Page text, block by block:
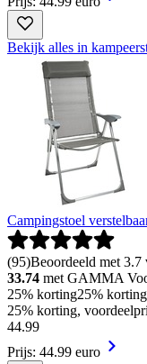
Bekijk alles in
Campingstoel
(95)Beoordeeld met 3.7
33.74 met GAMMA
25% korting25% korting
25% korting,
44.99
Prijs: 44.99 euro